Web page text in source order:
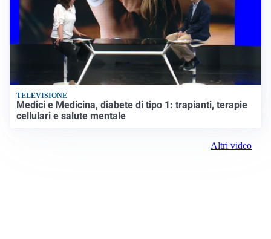
TELEVISIONE
Medici e Medicina, diabete di tipo 1: trapianti, terapie
cellulari e salute mentale
Altri video